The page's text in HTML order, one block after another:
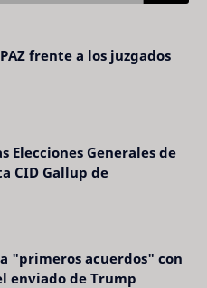
PAZ frente a los juzgados
Elecciones Generales de
CID Gallup de
"primeros acuerdos" con
enviado de Trump